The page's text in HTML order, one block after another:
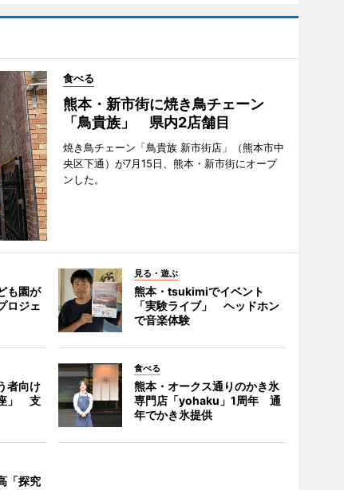
食べる
熊本・新市街に焼き鳥チェーン
「鳥貴族」 県内2店舗目
焼き鳥チェーン「鳥貴族 新市街店」（熊本市中
央区下通）が7月15日、熊本・新市街にオープ
ンした。
も園が
ロジェ
見る・遊ぶ
熊本・tsukimiでイベント
「実験ライブ」 ヘッドホン
で音楽体験
者向け
」 支
食べる
熊本・オークス通りのかき氷
専門店「yohaku」1周年 通
年でかき氷提供
「探究